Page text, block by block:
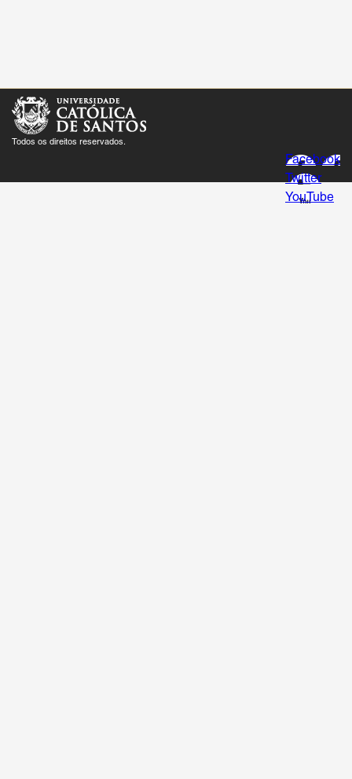
Todos os direitos reservados.
Facebook
Twitter
YouTube